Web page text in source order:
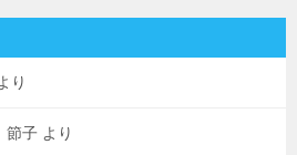
り
子 より